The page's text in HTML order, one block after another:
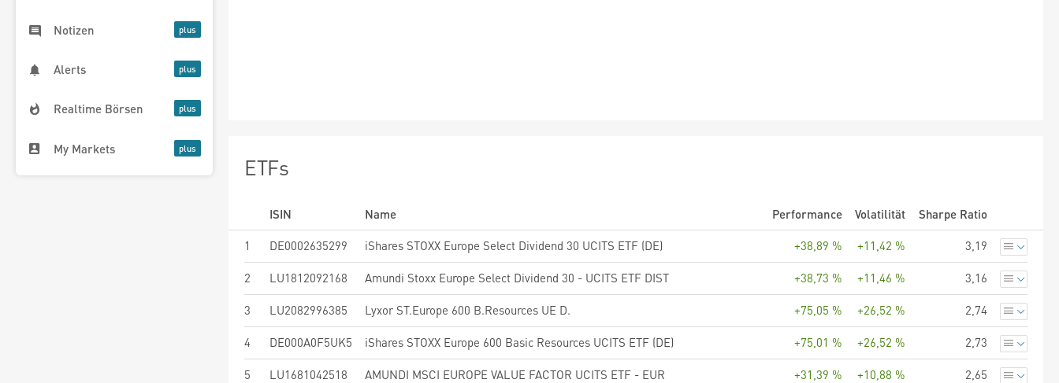
Notizen
Alerts
Realtime Börsen
My Markets
ETFs
ISIN Name Performance Volatilität
Sharpe Ratio
1
DE0002635299 iShares STOXX Europe Select Dividend 30 UCITS ETF (DE) +38,89 % +11,42 % 3,19
2 LU1812092168 Amundi Stoxx Europe Select Dividend 30 - UCITS ETF DIST +38,73 % +11,46 % 3,16
3 LU2082996385 Lyxor ST.Europe 600 B.Resources UE D. +75,05 % +26,52 % 2,74
4 DE000A0F5UK5 iShares STOXX Europe 600 Basic Resources UCITS ETF (DE) +75,01 % +26,52 % 2,73
5 LU1681042518 AMUNDI MSCI EUROPE VALUE FACTOR UCITS ETF - EUR +31,39 % +10,88 % 2,65